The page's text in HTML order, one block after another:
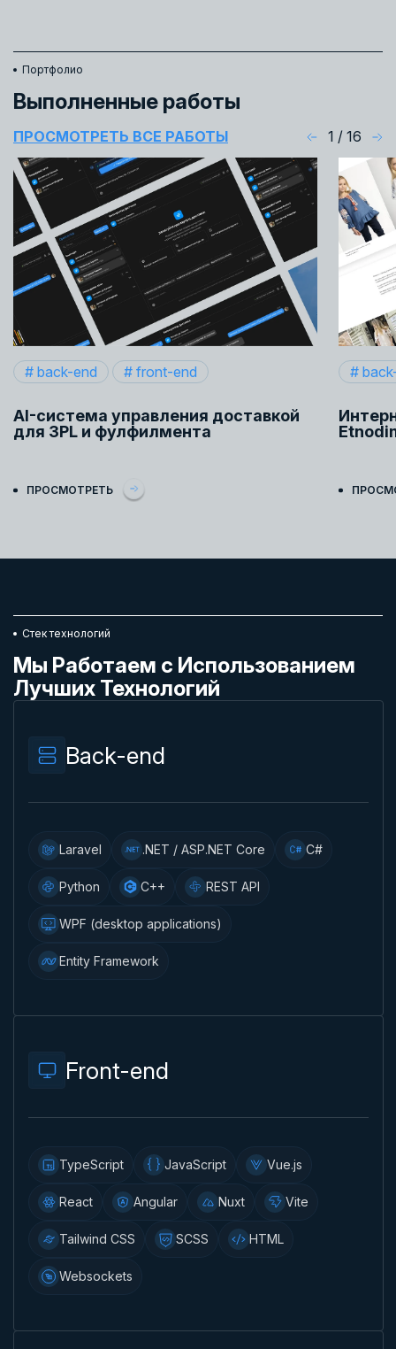
Портфолио
Выполненные работы
ПРОСМОТРЕТЬ ВСЕ РАБОТЫ 1 / 16
# back-end # front-end
AI-система управления доставкой
для 3PL и фулфилмента
ПРОСМОТРЕТЬ
#
Стек технологий
Мы Работаем с Использованием
Лучших Технологий
Back-end
Laravel .NET / ASP.NET Core C#
Python C++ REST API
WPF (desktop applications)
Entity Framework
Front-end
TypeScript JavaScript Vue.js
React Angular Nuxt Vite
Tailwind CSS SCSS HTML
Websockets